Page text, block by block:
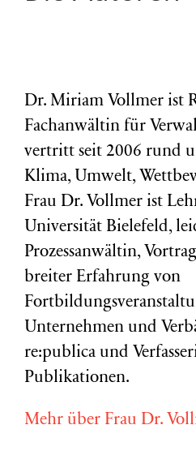
Dr. Miriam Vollmer ist
Fachanwältin für
vertritt seit 2006 rund
Klima, Umwelt,
Frau Dr. Vollmer ist
Universität Bielefeld,
Prozessanwältin,
breiter Erfahrung von
Unternehmen und
re:publica und
Publikationen.
Mehr über Frau Dr.